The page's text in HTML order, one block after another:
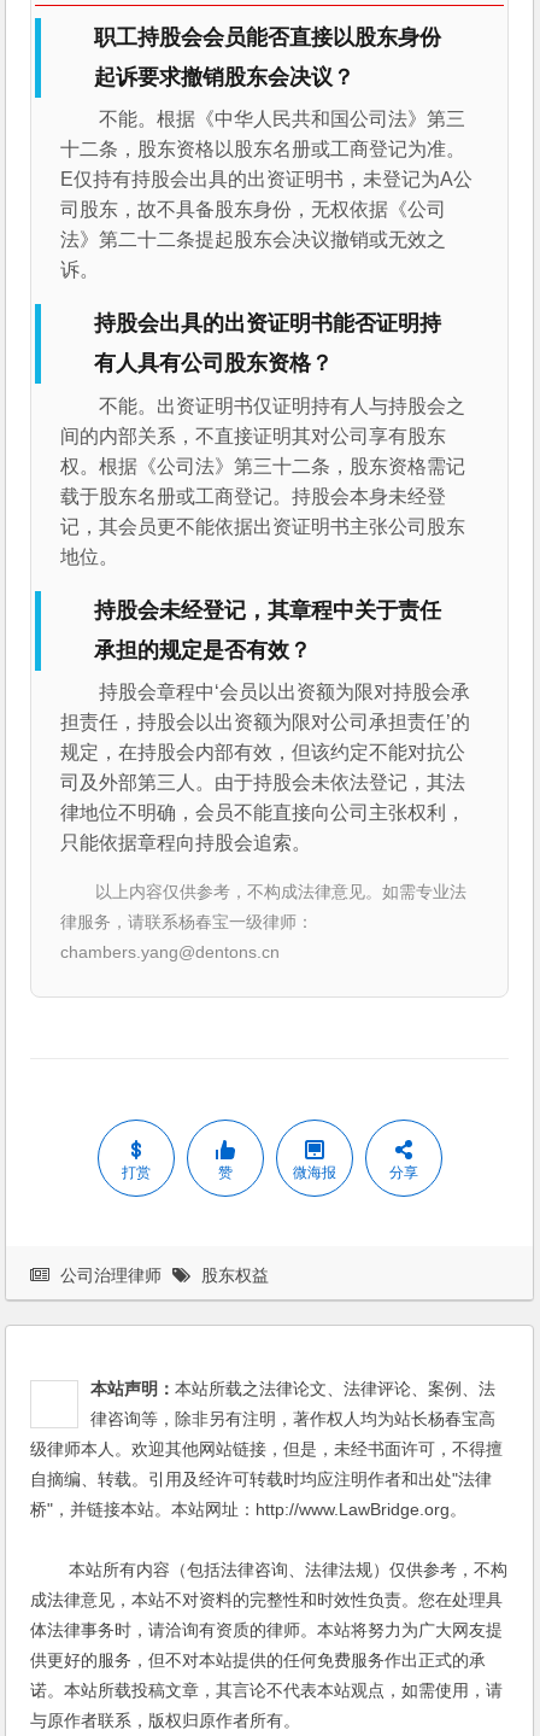
职工持股会会员能否直接以股东身份
起诉要求撤销股东会决议？
不能。根据《中华人民共和国公司法》第三
十二条，股东资格以股东名册或工商登记为准。
E仅持有持股会出具的出资证明书，未登记为A公
司股东，故不具备股东身份，无权依据《公司
法》第二十二条提起股东会决议撤销或无效之
诉。
持股会出具的出资证明书能否证明持
有人具有公司股东资格？
不能。出资证明书仅证明持有人与持股会之
间的内部关系，不直接证明其对公司享有股东
权。根据《公司法》第三十二条，股东资格需记
载于股东名册或工商登记。持股会本身未经登
记，其会员更不能依据出资证明书主张公司股东
地位。
持股会未经登记，其章程中关于责任
承担的规定是否有效？
持股会章程中‘会员以出资额为限对持股会承
担责任，持股会以出资额为限对公司承担责任’的
规定，在持股会内部有效，但该约定不能对抗公
司及外部第三人。由于持股会未依法登记，其法
律地位不明确，会员不能直接向公司主张权利，
只能依据章程向持股会追索。
以上内容仅供参考，不构成法律意见。如需专业法
律服务，请联系杨春宝一级律师：
chambers.yang@dentons.cn
打赏 赞 微海报 分享
公司治理律师 股东权益
本站声明：本站所载之法律论文、法律评论、案例、法
律咨询等，除非另有注明，著作权人均为站长杨春宝高
级律师本人。欢迎其他网站链接，但是，未经书面许可，不得擅
自摘编、转载。引用及经许可转载时均应注明作者和出处"法律
桥"，并链接本站。本站网址：http://www.LawBridge.org。
本站所有内容（包括法律咨询、法律法规）仅供参考，不构
成法律意见，本站不对资料的完整性和时效性负责。您在处理具
体法律事务时，请洽询有资质的律师。本站将努力为广大网友提
供更好的服务，但不对本站提供的任何免费服务作出正式的承
诺。本站所载投稿文章，其言论不代表本站观点，如需使用，请
与原作者联系，版权归原作者所有。